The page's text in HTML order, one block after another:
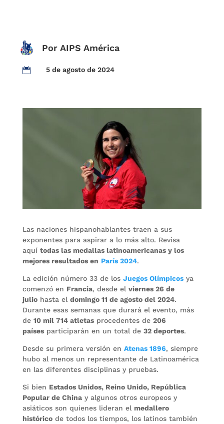
Por AIPS América
 5 de agosto de 2024
Las naciones hispanohablantes traen a sus
exponentes para aspirar a lo más alto. Revisa
aquí todas las medallas latinoamericanas y los
mejores resultados en París 2024.
La edición número 33 de los Juegos Olímpicosya
comenzó en Francia, desde el viernes 26 de
juliohasta el domingo 11 de agosto del 2024.
Durante esas semanas que durará el evento, más
de 10 mil 714 atletasprocedentes de 206
paísesparticiparán en un total de 32 deportes.
Desde su primera versión en Atenas 1896, siempre
hubo al menos un representante de Latinoamérica
en las diferentes disciplinas y pruebas.
Si bien Estados Unidos, Reino Unido, República
Popular de Chinay algunos otros europeos y
asiáticos son quienes lideran el medallero
históricode todos los tiempos, los latinos también